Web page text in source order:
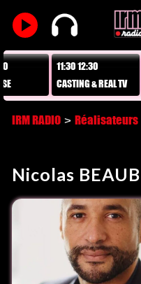
play_arrow
11:30 12:30
CASTING & REAL TV
IRM RADIO > Réalisateurs
Nicolas